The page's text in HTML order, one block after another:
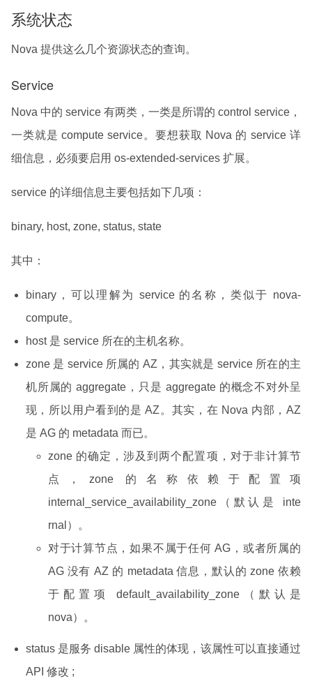
系统状态
Nova 提供这么几个资源状态的查询。
Service
Nova 中的 service 有两类，一类是所谓的 control service，
一类就是 compute service。要想获取 Nova 的 service 详
细信息，必须要启用 os-extended-services 扩展。
service 的详细信息主要包括如下几项：
binary, host, zone, status, state
其中：
binary，可以理解为 service 的名称，类似于 nova-
compute。
host 是 service 所在的主机名称。
zone 是 service 所属的 AZ，其实就是 service 所在的主
机所属的 aggregate，只是 aggregate 的概念不对外呈
现，所以用户看到的是 AZ。其实，在 Nova 内部，AZ
是 AG 的 metadata 而已。
zone 的确定，涉及到两个配置项，对于非计算节
点，zone 的名称依赖于配置项
internal_service_availability_zone（默认是 inte
rnal）。
对于计算节点，如果不属于任何 AG，或者所属的
AG 没有 AZ 的 metadata 信息，默认的 zone 依赖
于配置项 default_availability_zone（默认是
nova）。
status 是服务 disable 属性的体现，该属性可以直接通过
API 修改 ;